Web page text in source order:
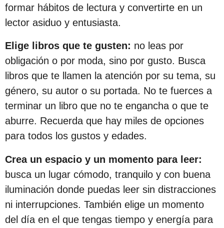
e
l
u
l
a
c
i
ó
n
formar hábitos de lectura y convertirte en un
lector asiduo y entusiasta.
Elige libros que te gusten: no leas por
obligación o por moda, sino por gusto. Busca
libros que te llamen la atención por su tema, su
género, su autor o su portada. No te fuerces a
terminar un libro que no te engancha o que te
aburre. Recuerda que hay miles de opciones
para todos los gustos y edades.
Crea un espacio y un momento para leer:
busca un lugar cómodo, tranquilo y con buena
iluminación donde puedas leer sin distracciones
ni interrupciones. También elige un momento
del día en el que tengas tiempo y energía para